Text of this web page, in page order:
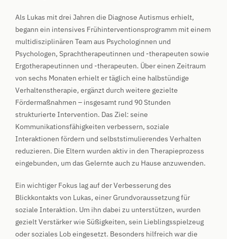
Als Lukas mit drei Jahren die Diagnose Autismus erhielt,
begann ein intensives Frühinterventionsprogramm mit einem
multidisziplinären Team aus Psychologinnen und
Psychologen, Sprachtherapeutinnen und -therapeuten sowie
Ergotherapeutinnen und -therapeuten. Über einen Zeitraum
von sechs Monaten erhielt er täglich eine halbstündige
Verhaltenstherapie, ergänzt durch weitere gezielte
Fördermaßnahmen – insgesamt rund 90 Stunden
strukturierte Intervention. Das Ziel: seine
Kommunikationsfähigkeiten verbessern, soziale
Interaktionen fördern und selbststimulierendes Verhalten
reduzieren. Die Eltern wurden aktiv in den Therapieprozess
eingebunden, um das Gelernte auch zu Hause anzuwenden.
Ein wichtiger Fokus lag auf der Verbesserung des
Blickkontakts von Lukas, einer Grundvoraussetzung für
soziale Interaktion. Um ihn dabei zu unterstützen, wurden
gezielt Verstärker wie Süßigkeiten, sein Lieblingsspielzeug
oder soziales Lob eingesetzt. Besonders hilfreich war die